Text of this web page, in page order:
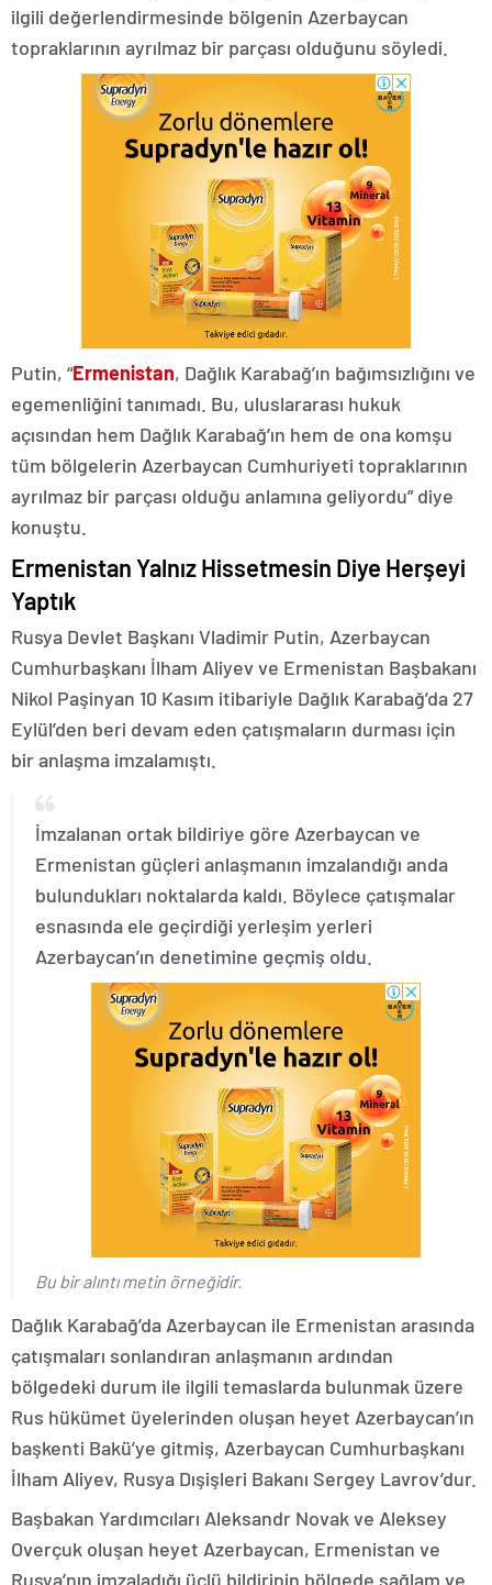
ilgili değerlendirmesinde bölgenin Azerbaycan
topraklarının ayrılmaz bir parçası olduğunu söyledi.
Putin, “Ermenistan, Dağlık Karabağ’ın bağımsızlığını ve
egemenliğini tanımadı. Bu, uluslararası hukuk
açısından hem Dağlık Karabağ’ın hem de ona komşu
tüm bölgelerin Azerbaycan Cumhuriyeti topraklarının
ayrılmaz bir parçası olduğu anlamına geliyordu” diye
konuştu.
Ermenistan Yalnız Hissetmesin Diye Herşeyi
Yaptık
Rusya Devlet Başkanı Vladimir Putin, Azerbaycan
Cumhurbaşkanı İlham Aliyev ve Ermenistan Başbakanı
Nikol Paşinyan 10 Kasım itibariyle Dağlık Karabağ’da 27
Eylül’den beri devam eden çatışmaların durması için
bir anlaşma imzalamıştı.
İmzalanan ortak bildiriye göre Azerbaycan ve
Ermenistan güçleri anlaşmanın imzalandığı anda
bulundukları noktalarda kaldı. Böylece çatışmalar
esnasında ele geçirdiği yerleşim yerleri
Azerbaycan’ın denetimine geçmiş oldu.
Bu bir alıntı metin örneğidir.
Dağlık Karabağ’da Azerbaycan ile Ermenistan arasında
çatışmaları sonlandıran anlaşmanın ardından
bölgedeki durum ile ilgili temaslarda bulunmak üzere
Rus hükümet üyelerinden oluşan heyet Azerbaycan’ın
başkenti Bakü’ye gitmiş, Azerbaycan Cumhurbaşkanı
İlham Aliyev, Rusya Dışişleri Bakanı Sergey Lavrov’dur.
Başbakan Yardımcıları Aleksandr Novak ve Aleksey
Overçuk oluşan heyet Azerbaycan, Ermenistan ve
Rusya’nın imzaladığı üçlü bildirinin bölgede sağlam ve